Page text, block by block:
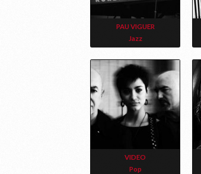
PAU VIGUER
Jazz
VIDEO
Pop